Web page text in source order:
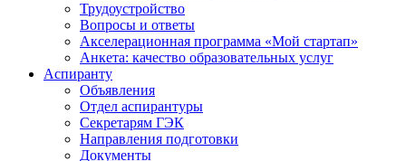
Трудоустройство
Вопросы и ответы
Акселерационная программа «Мой стартап»
Анкета: качество образовательных услуг
Аспиранту
Объявления
Отдел аспирантуры
Секретарям ГЭК
Направления подготовки
Документы